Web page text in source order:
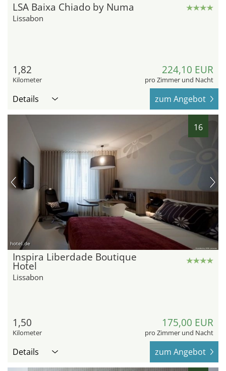
LSA Baixa Chiado by Numa
Lissabon
1,82
Kilometer
224,10 EUR
pro Zimmer und Nacht
Details zum Angebot
16
hotel.de
Inspira Liberdade Boutique
Hotel
Lissabon
1,50
Kilometer
175,00 EUR
pro Zimmer und Nacht
Details zum Angebot